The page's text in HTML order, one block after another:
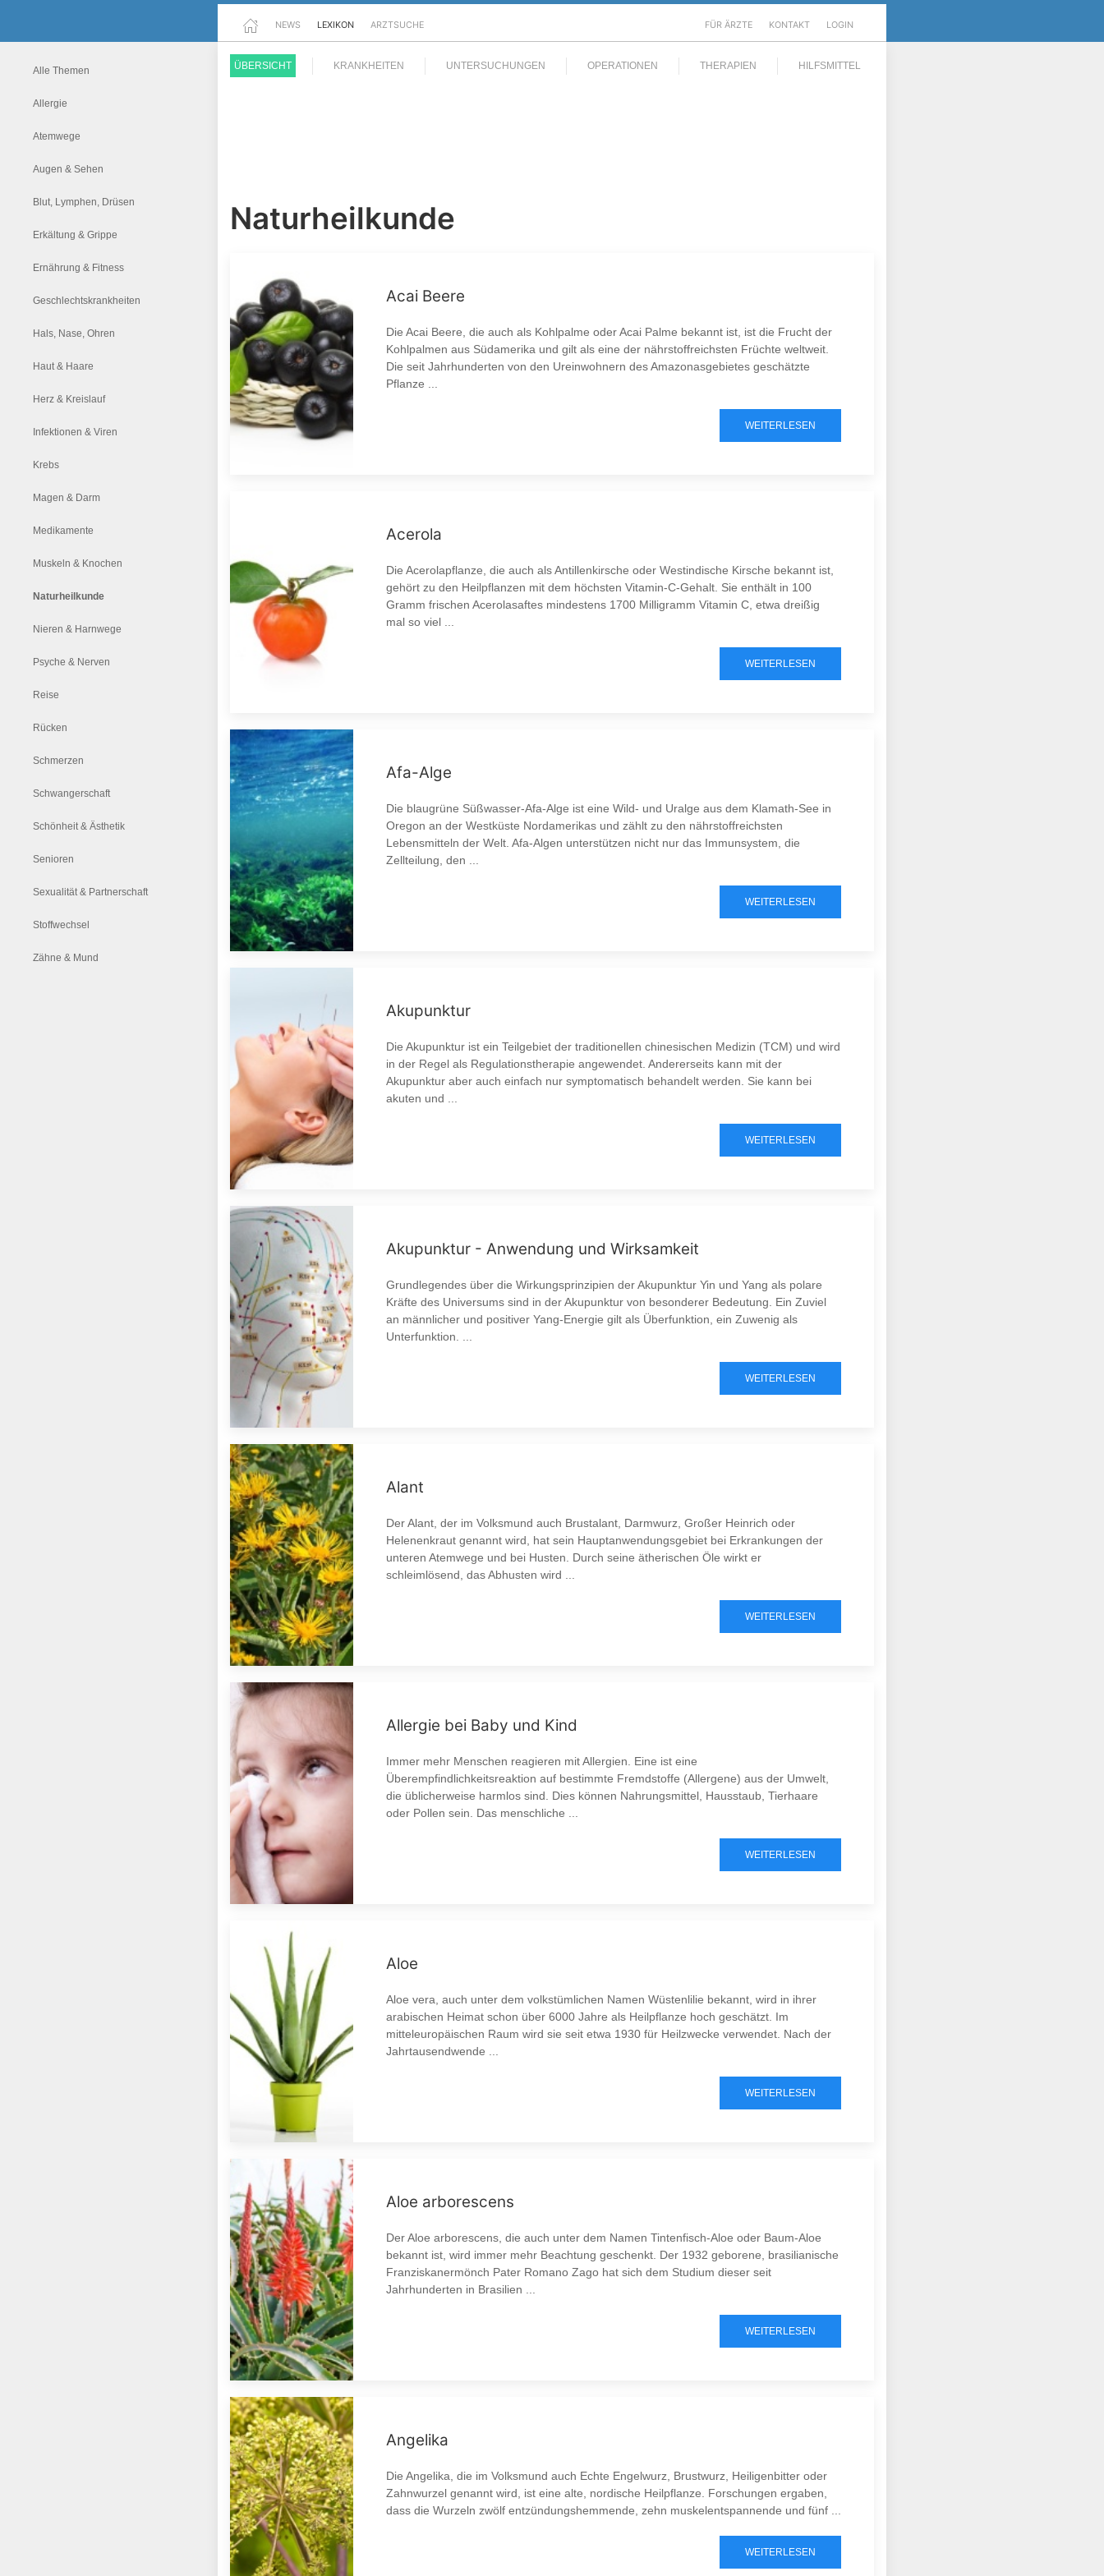
NEWS LEXIKON ARZTSUCHE FÜR ÄRZTE KONTAKT LOGIN
Alle Themen
Allergie
Atemwege
Augen & Sehen
Blut, Lymphen, Drüsen
Erkältung & Grippe
Ernährung & Fitness
Geschlechtskrankheiten
Hals, Nase, Ohren
Haut & Haare
Herz & Kreislauf
Infektionen & Viren
Krebs
Magen & Darm
Medikamente
Muskeln & Knochen
Naturheilkunde
Nieren & Harnwege
Psyche & Nerven
Reise
Rücken
Schmerzen
Schwangerschaft
Schönheit & Ästhetik
Senioren
Sexualität & Partnerschaft
Stoffwechsel
Zähne & Mund
ÜBERSICHT KRANKHEITEN UNTERSUCHUNGEN OPERATIONEN THERAPIEN HILFSMITTEL
Naturheilkunde
Acai Beere
Die Acai Beere, die auch als Kohlpalme oder Acai Palme bekannt ist, ist die Frucht der
Kohlpalmen aus Südamerika und gilt als eine der nährstoffreichsten Früchte weltweit.
Die seit Jahrhunderten von den Ureinwohnern des Amazonasgebietes geschätzte
Pflanze ...
WEITERLESEN
Acerola
Die Acerolapflanze, die auch als Antillenkirsche oder Westindische Kirsche bekannt ist,
gehört zu den Heilpflanzen mit dem höchsten Vitamin-C-Gehalt. Sie enthält in 100
Gramm frischen Acerolasaftes mindestens 1700 Milligramm Vitamin C, etwa dreißig
mal so viel ...
WEITERLESEN
Afa-Alge
Die blaugrüne Süßwasser-Afa-Alge ist eine Wild- und Uralge aus dem Klamath-See in
Oregon an der Westküste Nordamerikas und zählt zu den nährstoffreichsten
Lebensmitteln der Welt. Afa-Algen unterstützen nicht nur das Immunsystem, die
Zellteilung, den ...
WEITERLESEN
Akupunktur
Die Akupunktur ist ein Teilgebiet der traditionellen chinesischen Medizin (TCM) und wird
in der Regel als Regulationstherapie angewendet. Andererseits kann mit der
Akupunktur aber auch einfach nur symptomatisch behandelt werden. Sie kann bei
akuten und ...
WEITERLESEN
Akupunktur - Anwendung und Wirksamkeit
Grundlegendes über die Wirkungsprinzipien der Akupunktur Yin und Yang als polare
Kräfte des Universums sind in der Akupunktur von besonderer Bedeutung. Ein Zuviel
an männlicher und positiver Yang-Energie gilt als Überfunktion, ein Zuwenig als
Unterfunktion. ...
WEITERLESEN
Alant
Der Alant, der im Volksmund auch Brustalant, Darmwurz, Großer Heinrich oder
Helenenkraut genannt wird, hat sein Hauptanwendungsgebiet bei Erkrankungen der
unteren Atemwege und bei Husten. Durch seine ätherischen Öle wirkt er
schleimlösend, das Abhusten wird ...
WEITERLESEN
Allergie bei Baby und Kind
Immer mehr Menschen reagieren mit Allergien. Eine ist eine
Überempfindlichkeitsreaktion auf bestimmte Fremdstoffe (Allergene) aus der Umwelt,
die üblicherweise harmlos sind. Dies können Nahrungsmittel, Hausstaub, Tierhaare
oder Pollen sein. Das menschliche ...
WEITERLESEN
Aloe
Aloe vera, auch unter dem volkstümlichen Namen Wüstenlilie bekannt, wird in ihrer
arabischen Heimat schon über 6000 Jahre als Heilpflanze hoch geschätzt. Im
mitteleuropäischen Raum wird sie seit etwa 1930 für Heilzwecke verwendet. Nach der
Jahrtausendwende ...
WEITERLESEN
Aloe arborescens
Der Aloe arborescens, die auch unter dem Namen Tintenfisch-Aloe oder Baum-Aloe
bekannt ist, wird immer mehr Beachtung geschenkt. Der 1932 geborene, brasilianische
Franziskanermönch Pater Romano Zago hat sich dem Studium dieser seit
Jahrhunderten in Brasilien ...
WEITERLESEN
Angelika
Die Angelika, die im Volksmund auch Echte Engelwurz, Brustwurz, Heiligenbitter oder
Zahnwurzel genannt wird, ist eine alte, nordische Heilpflanze. Forschungen ergaben,
dass die Wurzeln zwölf entzündungshemmende, zehn muskelentspannende und fünf ...
WEITERLESEN